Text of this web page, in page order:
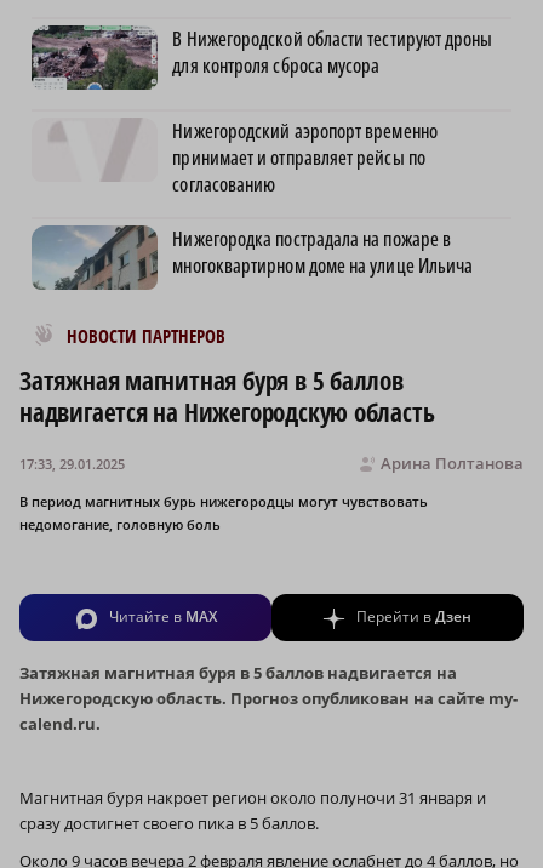
В Нижегородской области тестируют дроны
для контроля сброса мусора
Нижегородский аэропорт временно
принимает и отправляет рейсы по
согласованию
Нижегородка пострадала на пожаре в
многоквартирном доме на улице Ильича
НОВОСТИ ПАРТНЕРОВ
Новости МирТесен
Затяжная магнитная буря в 5 баллов
надвигается на Нижегородскую область
Арина Полтанова
17:33, 29.01.2025
В период магнитных бурь нижегородцы могут чувствовать
недомогание, головную боль
Читайте в MAX Перейти вДзен
Затяжная магнитная буря в 5 баллов надвигается на
Нижегородскую область. Прогноз опубликован на сайте my-
calend.ru.
Магнитная буря накроет регион около полуночи 31 января и
сразу достигнет своего пика в 5 баллов.
Около 9 часов вечера 2 февраля явление ослабнет до 4 баллов, но